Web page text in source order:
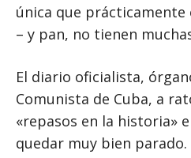
única que prácticamente
– y pan, no tienen
El diario oficialista,
Comunista de Cuba, a
«repasos en la historia»
quedar muy bien parado.